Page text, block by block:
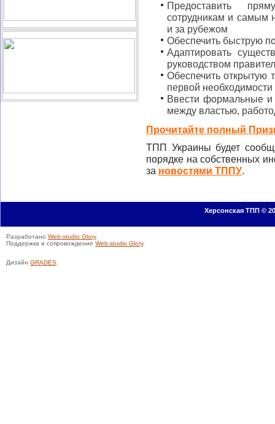
Предоставить
сотрудникам и самым
и за рубежом
Обеспечить быструю
Адаптировать
руководством
Обеспечить открытую
первой необходимости
Ввести формальные
между властью,
Прочитайте полный
ТПП Украины будет
порядке на собственных
за новостями ТППУ.
Херсонская ТПП ©
Разработано Web-studio Glory.
Поддержка и сопровождение Web-studio Glory.
Дизайн GRADES